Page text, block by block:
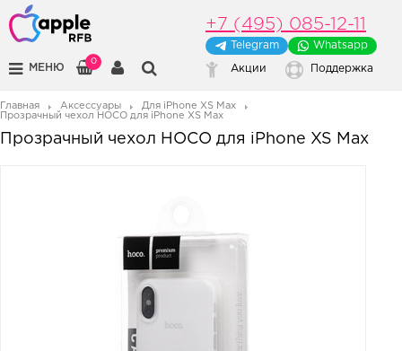
МЕНЮ
0
+7 (495) 085-12-11
Telegram Whatsapp
Акции Поддержка
Главная Аксессуары
Для iPhone XS Max
Прозрачный чехол HOCO для iPhone XS Max
Прозрачный чехол HOCO для iPhone XS Max